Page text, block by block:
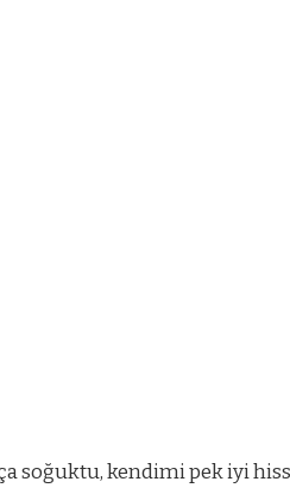
soğuktu, kendimi pek iyi